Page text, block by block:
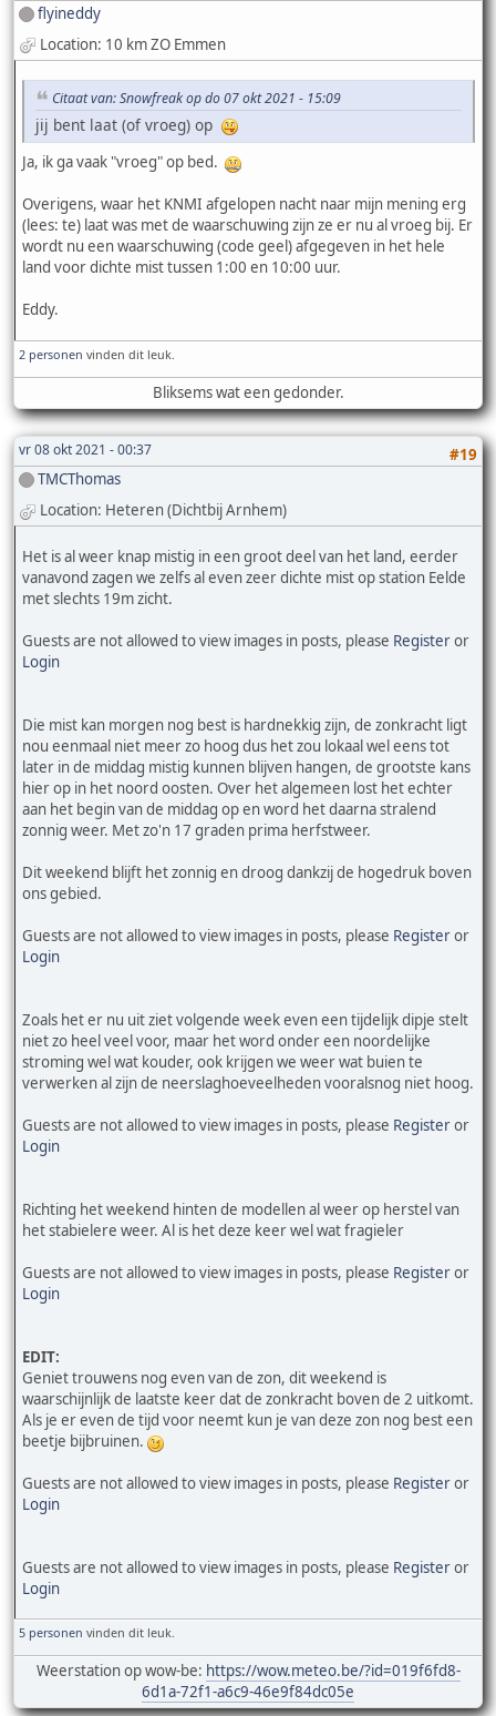
flyineddy
Location: 10 km ZO Emmen
Citaat van: Snowfreak op do 07 okt 2021 - 15:09
jij bent laat (of vroeg) op
Ja, ik ga vaak "vroeg" op bed.
Overigens, waar het KNMI afgelopen nacht naar mijn mening erg
(lees: te) laat was met de waarschuwing zijn ze er nu al vroeg bij. Er
wordt nu een waarschuwing (code geel) afgegeven in het hele
land voor dichte mist tussen 1:00 en 10:00 uur.
Eddy.
2 personen vinden dit leuk.
Bliksems wat een gedonder.
vr 08 okt 2021 - 00:37
#19
TMCThomas
Location: Heteren (Dichtbij Arnhem)
Het is al weer knap mistig in een groot deel van het land, eerder
vanavond zagen we zelfs al even zeer dichte mist op station Eelde
met slechts 19m zicht.
Guests are not allowed to view images in posts, please Registeror
Login
Die mist kan morgen nog best is hardnekkig zijn, de zonkracht ligt
nou eenmaal niet meer zo hoog dus het zou lokaal wel eens tot
later in de middag mistig kunnen blijven hangen, de grootste kans
hier op in het noord oosten. Over het algemeen lost het echter
aan het begin van de middag op en word het daarna stralend
zonnig weer. Met zo'n 17 graden prima herfstweer.
Dit weekend blijft het zonnig en droog dankzij de hogedruk boven
ons gebied.
Guests are not allowed to view images in posts, please Registeror
Login
Zoals het er nu uit ziet volgende week even een tijdelijk dipje stelt
niet zo heel veel voor, maar het word onder een noordelijke
stroming wel wat kouder, ook krijgen we weer wat buien te
verwerken al zijn de neerslaghoeveelheden vooralsnog niet hoog.
Guests are not allowed to view images in posts, please Registeror
Login
Richting het weekend hinten de modellen al weer op herstel van
het stabielere weer. Al is het deze keer wel wat fragieler
Guests are not allowed to view images in posts, please Registeror
Login
EDIT:
Geniet trouwens nog even van de zon, dit weekend is
waarschijnlijk de laatste keer dat de zonkracht boven de 2 uitkomt.
Als je er even de tijd voor neemt kun je van deze zon nog best een
beetje bijbruinen.
Guests are not allowed to view images in posts, please Registeror
Login
Guests are not allowed to view images in posts, please Registeror
Login
5 personen vinden dit leuk.
Weerstation op wow-be: https://wow.meteo.be/?id=019f6fd8-
6d1a-72f1-a6c9-46e9f84dc05e